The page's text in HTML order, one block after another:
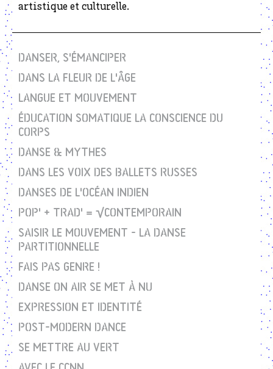
artistique et culturelle.
DANSER, S'ÉMANCIPER
DANS LA FLEUR DE L'ÂGE
LANGUE ET MOUVEMENT
ÉDUCATION SOMATIQUE LA CONSCIENCE DU
CORPS
DANSE & MYTHES
DANS LES VOIX DES BALLETS RUSSES
DANSES DE L'OCÉAN INDIEN
POP' + TRAD' = √CONTEMPORAIN
SAISIR LE MOUVEMENT - LA DANSE
PARTITIONNELLE
FAIS PAS GENRE !
DANSE ON AIR SE MET À NU
EXPRESSION ET IDENTITÉ
POST-MODERN DANCE
SE METTRE AU VERT